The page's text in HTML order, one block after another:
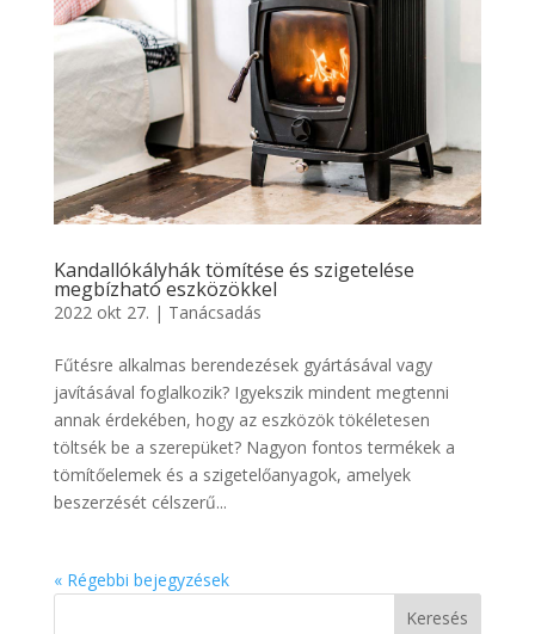
Kandallókályhák tömítése és szigetelése
megbízható eszközökkel
2022 okt 27. | Tanácsadás
Fűtésre alkalmas berendezések gyártásával vagy
javításával foglalkozik? Igyekszik mindent megtenni
annak érdekében, hogy az eszközök tökéletesen
töltsék be a szerepüket? Nagyon fontos termékek a
tömítőelemek és a szigetelőanyagok, amelyek
beszerzését célszerű...
« Régebbi bejegyzések